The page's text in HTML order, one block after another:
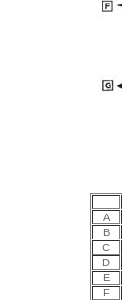
A
B
C
D
E
F